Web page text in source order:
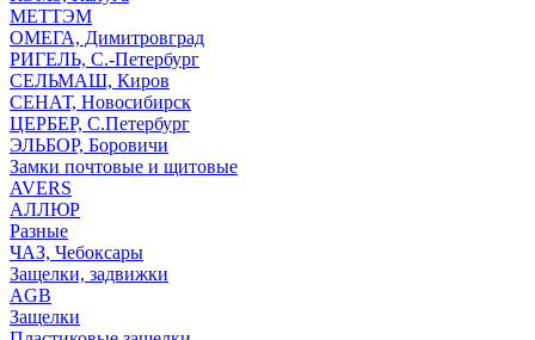
МЕТТЭМ
ОМЕГА, Димитровград
РИГЕЛЬ, С.-Петербург
СЕЛЬМАШ, Киров
СЕНАТ, Новосибирск
ЦЕРБЕР, С.Петербург
ЭЛЬБОР, Боровичи
Замки почтовые и щитовые
AVERS
АЛЛЮР
Разные
ЧАЗ, Чебоксары
Защелки, задвижки
AGB
Защелки